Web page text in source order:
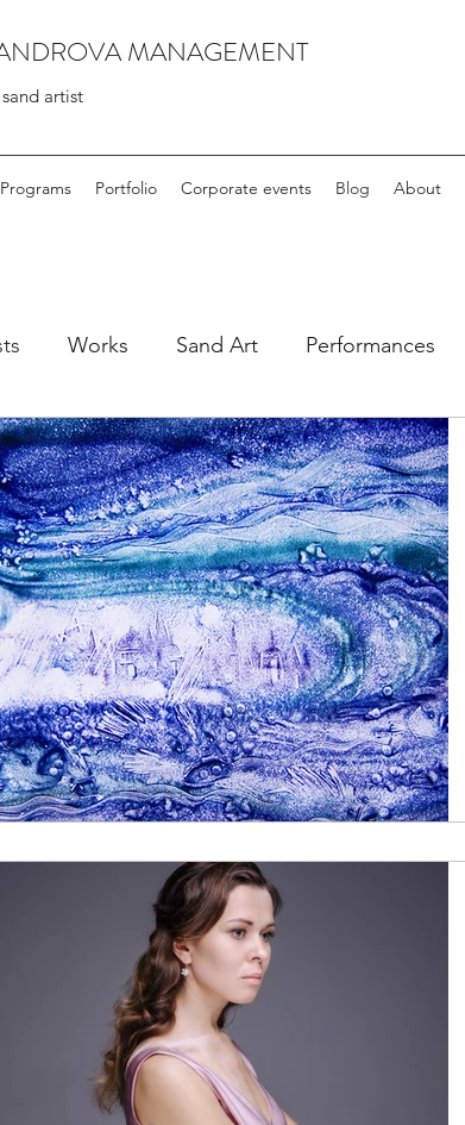
Programs Portfolio Corporate events Blog About
MANAGEMENT
artist
Works Sand Art Performances